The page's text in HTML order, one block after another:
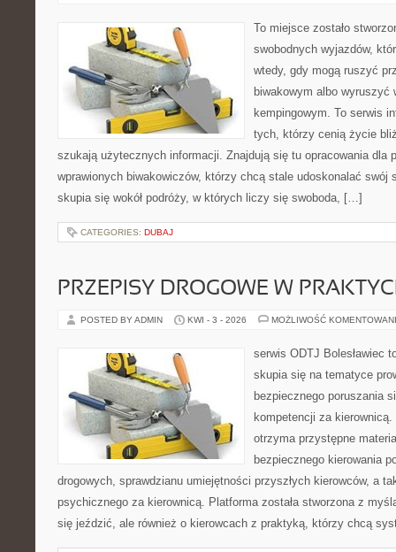
To miejsce zostało
swobodnych wyjazdów,
wtedy, gdy mogą ruszyć
biwakowym albo wyruszyć
kempingowym. To serwis
tych, którzy cenią życie
szukają użytecznych informacji. Znajdują się tu opracowania dla
wprawionych biwakowiczów, którzy chcą stale udoskonalać swój
skupia się wokół podróży, w których liczy się swoboda, […]
CATEGORIES: DUBAJ
PRZEPISY DROGOWE W
POSTED BY ADMIN KWI - 3 - 2026 MOŻLIWOŚĆ
serwis ODTJ Bolesławiec
skupia się na tematyce
bezpiecznego poruszania
kompetencji za
otrzyma przystępne
bezpiecznego kierowania
drogowych, sprawdzianu umiejętności przyszłych kierowców, a
psychicznego za kierownicą. Platforma została stworzona z
się jeździć, ale również o kierowcach z praktyką, którzy chcą